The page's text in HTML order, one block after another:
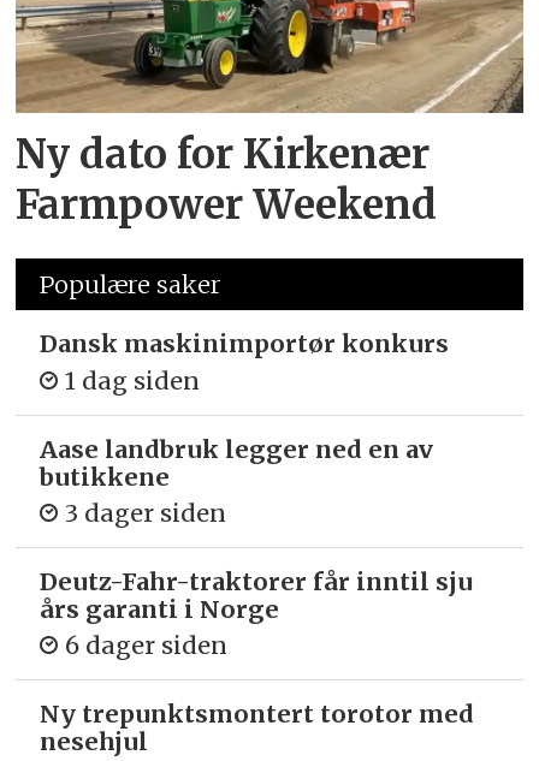
Ny dato for Kirkenær
Farmpower Weekend
Populære saker
Dansk maskinimportør konkurs
1 dag siden
Aase landbruk legger ned en av
butikkene
3 dager siden
Deutz-Fahr-traktorer får inntil sju
års garanti i Norge
6 dager siden
Ny trepunkts­montert torotor med
nesehjul